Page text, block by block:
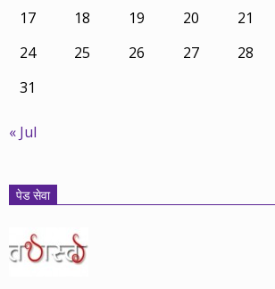
17 18 19 20 21
24
25 26 27 28
31
« Jul
पेड सेवा